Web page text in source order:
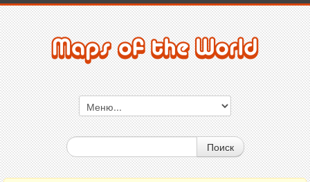
Поиск